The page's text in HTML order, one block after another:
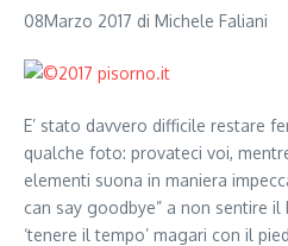
08Marzo 2017 di Michele Faliani
E’ stato davvero difficile restare
qualche foto: provateci voi,
elementi suona in maniera
can say goodbye” a non sentire
‘tenere il tempo’ magari con il